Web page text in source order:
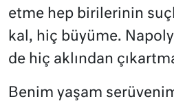
etme hep birilerinin
kal, hiç büyüme.
de hiç aklından
Benim yaşam